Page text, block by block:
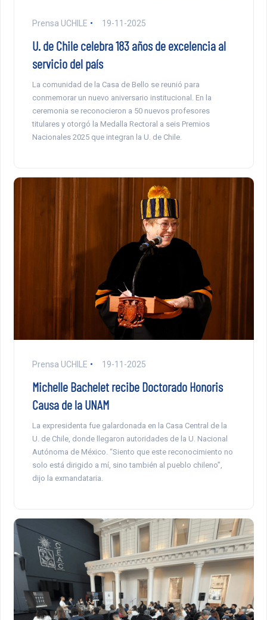
Prensa UCHILE 19-11-2025
U. de Chile celebra 183 años de excelencia al
servicio del país
La comunidad de la Casa de Bello se reunió para
conmemorar un nuevo aniversario institucional. En la
ceremonia se reconocieron a 50 nuevos profesores
titulares y otorgó la Medalla Rectoral a seis Premios
Nacionales 2025 que integran la U. de Chile.
Prensa UCHILE 19-11-2025
Michelle Bachelet recibe Doctorado Honoris
Causa de la UNAM
La expresidenta fue galardonada en la Casa Central de la
U. de Chile, donde llegaron autoridades de la U. Nacional
Autónoma de México. “Siento que este reconocimiento no
solo está dirigido a mí, sino también al pueblo chileno”,
dijo la exmandataria.